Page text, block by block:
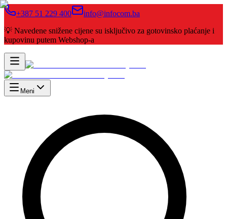
+387 51 229 400
info@infocom.ba
💡 Navedene snižene cijene su isključivo za gotovinsko plaćanje i
kupovinu putem Webshop-a
Meni